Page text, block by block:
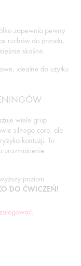
zapewnia pewny
ruchów do przodu,
skośne.
idealne do użytku
wiele grup
silnego core, ale
kontuzji. To
urozmaicenie
poziom
DO ĆWICZEŃ!
.